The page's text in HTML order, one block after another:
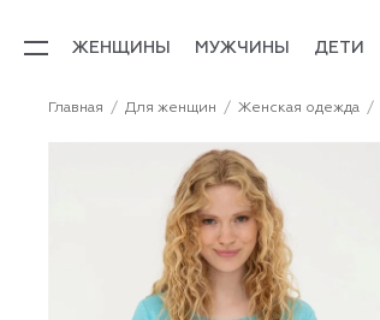
ЖЕНЩИНЫ МУЖЧИНЫ ДЕТИ
Главная Для женщин Женская одежда